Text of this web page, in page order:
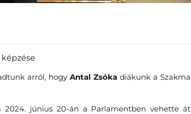
arról, hogy Antal Zsókadiákunk a Szakma
2024. június 20-án a Parlamentben vehette át